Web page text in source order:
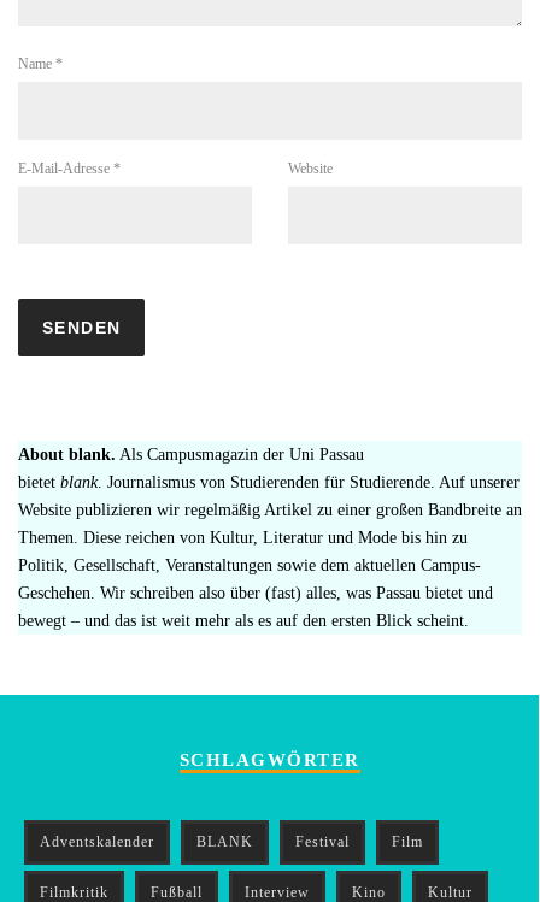
Name *
E-Mail-Adresse * Website
About blank. Als Campusmagazin der Uni Passau
bietet blank. Journalismus von Studierenden für Studierende. Auf unserer
Website publizieren wir regelmäßig Artikel zu einer großen Bandbreite an
Themen. Diese reichen von Kultur, Literatur und Mode bis hin zu
Politik, Gesellschaft, Veranstaltungen sowie dem aktuellen Campus-
Geschehen. Wir schreiben also über (fast) alles, was Passau bietet und
bewegt – und das ist weit mehr als es auf den ersten Blick scheint.
SCHLAGWÖRTER
Adventskalender BLANK Festival Film
Filmkritik Fußball Interview Kino Kultur